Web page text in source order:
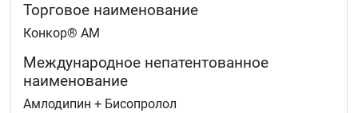
Торговое наименование
Конкор® АМ
Международное непатентованное
наименование
Амлодипин + Бисопролол